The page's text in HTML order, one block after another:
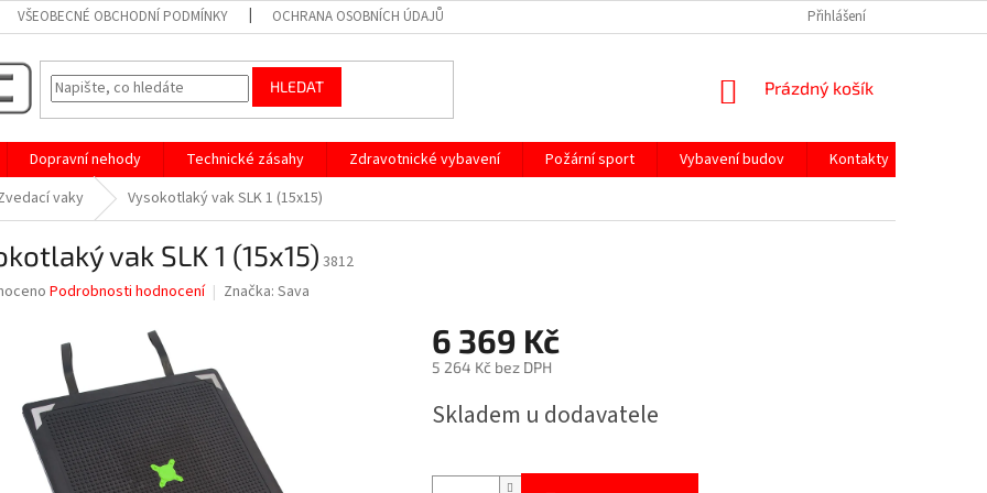
VŠEOBECNÉ OBCHODNÍ PODMÍNKY OCHRANA OSOBNÍCH ÚDAJŮ Přihlášení
HLEDAT
NÁKUPNÍ
Prázdný košík
Dopravní nehody Technické zásahy Zdravotnické vybavení Požární sport Vybavení budov
Kontakty
vaky Vysokotlaký vak SLK 1 (15x15)
vak SLK 1 (15x15) 3812
Podrobnosti hodnocení Značka: Sava
6 369 Kč
5 264 Kč bez DPH
cena:
Skladem u dodavatele